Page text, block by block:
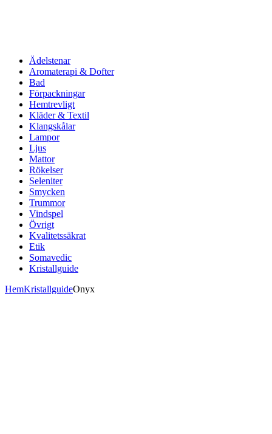
Ädelstenar
Aromaterapi & Dofter
Bad
Förpackningar
Hemtrevligt
Kläder & Textil
Klangskålar
Lampor
Ljus
Mattor
Rökelser
Seleniter
Smycken
Trummor
Vindspel
Övrigt
Kvalitetssäkrat
Etik
Somavedic
Kristallguide
HemKristallguideOnyx